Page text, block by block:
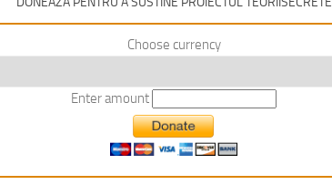
Choose currency
Enter amount